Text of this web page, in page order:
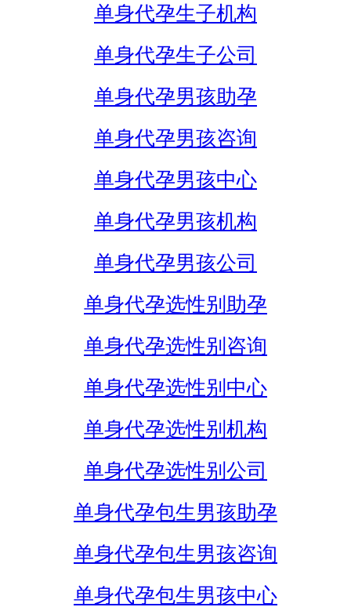
单身代孕生子机构
单身代孕生子公司
单身代孕男孩助孕
单身代孕男孩咨询
单身代孕男孩中心
单身代孕男孩机构
单身代孕男孩公司
单身代孕选性别助孕
单身代孕选性别咨询
单身代孕选性别中心
单身代孕选性别机构
单身代孕选性别公司
单身代孕包生男孩助孕
单身代孕包生男孩咨询
单身代孕包生男孩中心